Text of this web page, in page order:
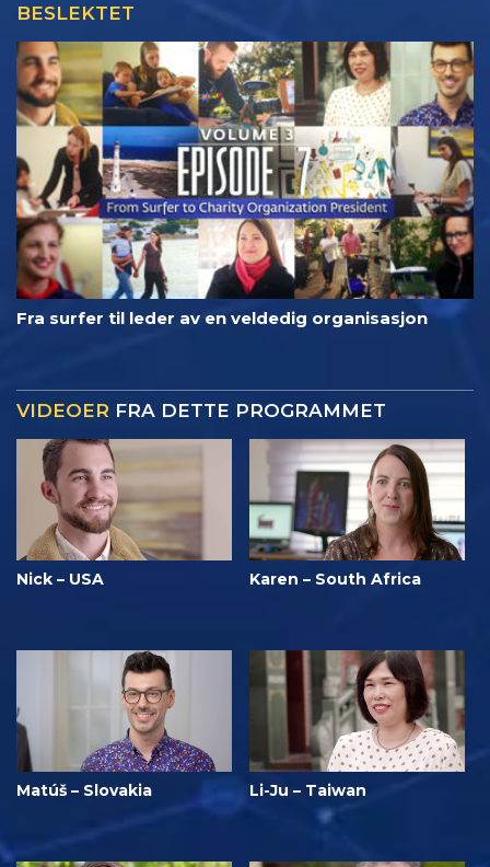
BESLEKTET
Fra surfer til leder av en veldedig organisasjon
VIDEOER FRA DETTE PROGRAMMET
Nick – USA Karen – South Africa
Matúš – Slovakia Li-Ju – Taiwan